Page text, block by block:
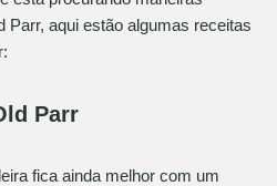
Parr, aqui estão algumas receitas
Parr
fica ainda melhor com um